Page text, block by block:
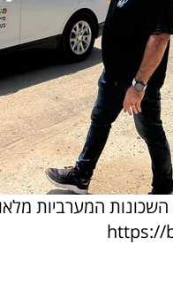
המערביות
https://